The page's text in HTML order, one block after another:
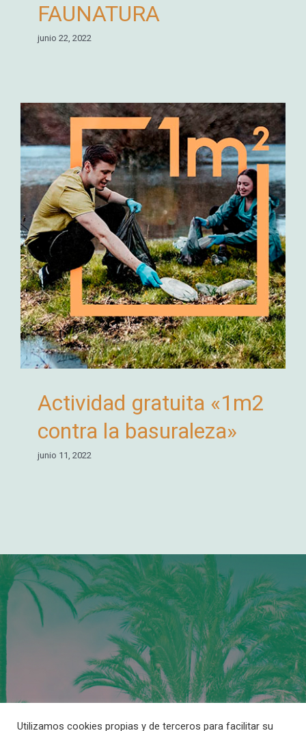
FAUNATURA
junio 22, 2022
Actividad gratuita «1m2
contra la basuraleza»
junio 11, 2022
Utilizamos cookies propias y de terceros para facilitar su